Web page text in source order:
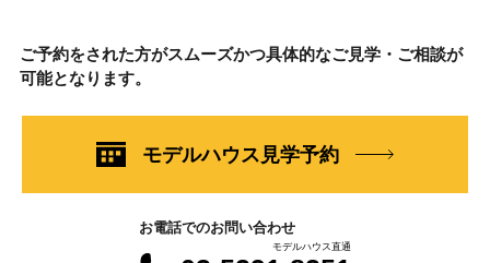
ご予約をされた方がスムーズかつ具体的なご見学・ご相談が
可能となります。
モデルハウス見学予約
お電話でのお問い合わせ
モデルハウス直通